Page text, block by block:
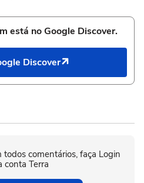
está no Google Discover.
Discover
comentários, faça Login
conta Terra